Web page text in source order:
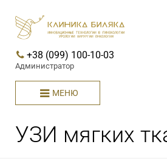
+38 (099) 100-10-03
Администратор
МЕНЮ
УЗИ мягких